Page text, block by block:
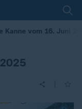
Kanne vom 16. Juni